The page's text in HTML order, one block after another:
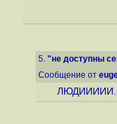
5. "не доступны
Сообщение от